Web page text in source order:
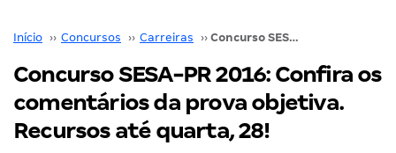
Início ›› Concursos ›› Carreiras ›› Concurso SESA-PR 2016: Confira os comentários da prova objetiva. Recursos até quarta, 28!
Concurso SESA-PR 2016: Confira os
comentários da prova objetiva.
Recursos até quarta, 28!